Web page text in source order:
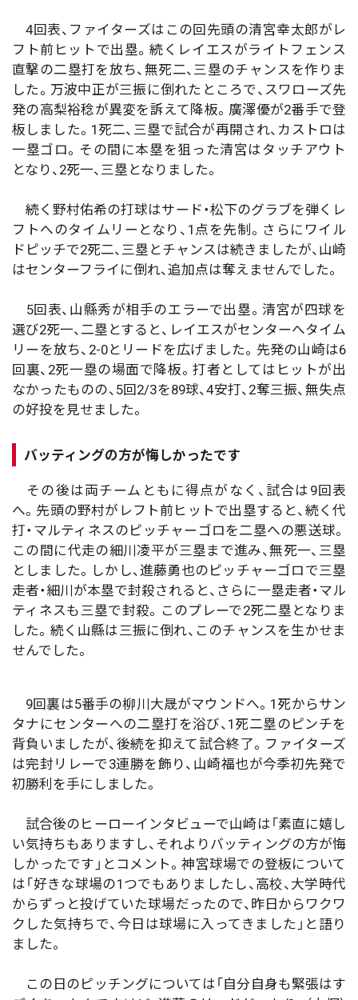
4回表、ファイターズはこの回先頭の清宮幸太郎がレ
フト前ヒットで出塁。続くレイエスがライトフェンス
直撃の二塁打を放ち、無死二、三塁のチャンスを作りま
した。万波中正が三振に倒れたところで、スワローズ先
発の高梨裕稔が異変を訴えて降板。廣澤優が2番手で登
板しました。1死二、三塁で試合が再開され、カストロは
一塁ゴロ。その間に本塁を狙った清宮はタッチアウト
となり、2死一、三塁となりました。
続く野村佑希の打球はサード・松下のグラブを弾くレ
フトへのタイムリーとなり、1点を先制。さらにワイル
ドピッチで2死二、三塁とチャンスは続きましたが、山崎
はセンターフライに倒れ、追加点は奪えませんでした。
5回表、山縣秀が相手のエラーで出塁。清宮が四球を
選び2死一、二塁とすると、レイエスがセンターへタイム
リーを放ち、2-0とリードを広げました。先発の山崎は6
回裏、2死一塁の場面で降板。打者としてはヒットが出
なかったものの、5回2/3を89球、4安打、2奪三振、無失点
の好投を見せました。
バッティングの方が悔しかったです
その後は両チームともに得点がなく、試合は9回表
へ。先頭の野村がレフト前ヒットで出塁すると、続く代
打・マルティネスのピッチャーゴロを二塁への悪送球。
この間に代走の細川凌平が三塁まで進み、無死一、三塁
としました。しかし、進藤勇也のピッチャーゴロで三塁
走者・細川が本塁で封殺されると、さらに一塁走者・マル
ティネスも三塁で封殺。このプレーで2死二塁となりま
した。続く山縣は三振に倒れ、このチャンスを生かせま
せんでした。
9回裏は5番手の柳川大晟がマウンドへ。1死からサン
タナにセンターへの二塁打を浴び、1死二塁のピンチを
背負いましたが、後続を抑えて試合終了。ファイターズ
は完封リレーで3連勝を飾り、山崎福也が今季初先発で
初勝利を手にしました。
試合後のヒーローインタビューで山崎は「素直に嬉し
い気持ちもありますし、それよりバッティングの方が悔
しかったです」とコメント。神宮球場での登板について
は「好きな球場の1つでもありましたし、高校、大学時代
からずっと投げていた球場だったので、昨日からワクワ
クした気持ちで、今日は球場に入ってきました」と語り
ました。
この日のピッチングについては「自分自身も緊張はす